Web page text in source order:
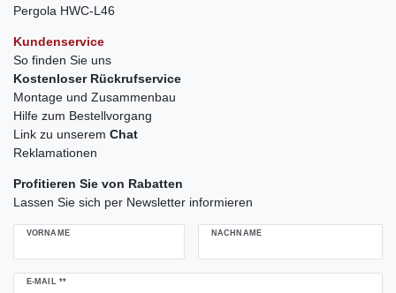
Pergola HWC-L46
Kundenservice
So finden Sie uns
Kostenloser Rückrufservice
Montage und Zusammenbau
Hilfe zum Bestellvorgang
Link zu unserem Chat
Reklamationen
Profitieren Sie von Rabatten
Lassen Sie sich per Newsletter informieren
VORNAME NACHNAME
E-MAIL **
Newsletter